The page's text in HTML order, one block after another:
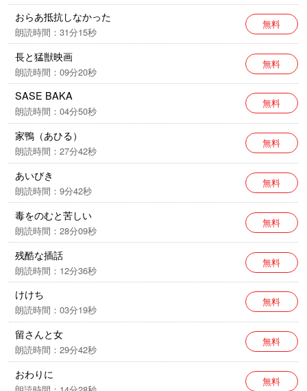
おらあ抵抗しなかった
朗読時間：31分15秒
無料
長と猛獣映画
朗読時間：09分20秒
無料
SASE BAKA
朗読時間：04分50秒
無料
家鴨（あひる）
朗読時間：27分42秒
無料
あいびき
朗読時間：9分42秒
無料
毒をのむと苦しい
朗読時間：28分09秒
無料
残酷な插話
朗読時間：12分36秒
無料
けけち
朗読時間：03分19秒
無料
留さんと女
朗読時間：29分42秒
無料
おわりに
無料